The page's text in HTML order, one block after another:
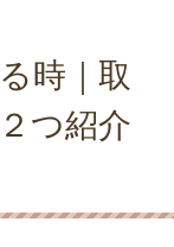
時｜取
つ紹介